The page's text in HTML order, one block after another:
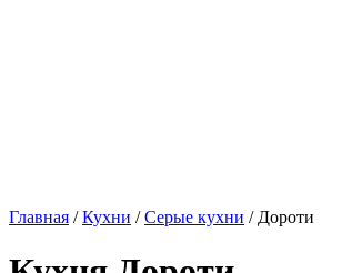
Главная /Кухни /Серые кухни / Дороти